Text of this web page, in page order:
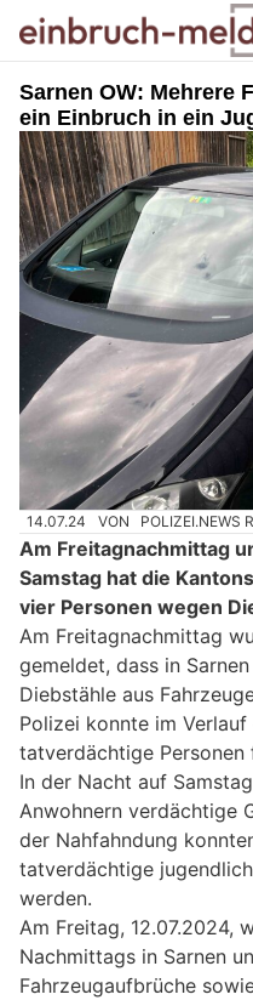
Sarnen OW: Mehrere
ein Einbruch in ein
14.07.24 VON POLIZEI.NEWS
Am Freitagnachmittag
Samstag hat die
vier Personen wegen
Am Freitagnachmittag
gemeldet, dass in
Diebstähle aus
Polizei konnte im
tatverdächtige Personen
In der Nacht auf
Anwohnern verdächtige
der Nahfahndung
tatverdächtige
werden.
Am Freitag, 12.07.2024,
Nachmittags in Sarnen
Fahrzeugaufbrüche